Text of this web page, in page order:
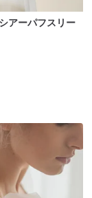
アーパフスリー